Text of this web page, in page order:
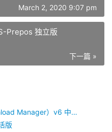
March 2, 2020 9:07 pm
Prepos 独立版
下一篇 »
下载神器IDM （Internet Download Manager）v6 中文破解版
版